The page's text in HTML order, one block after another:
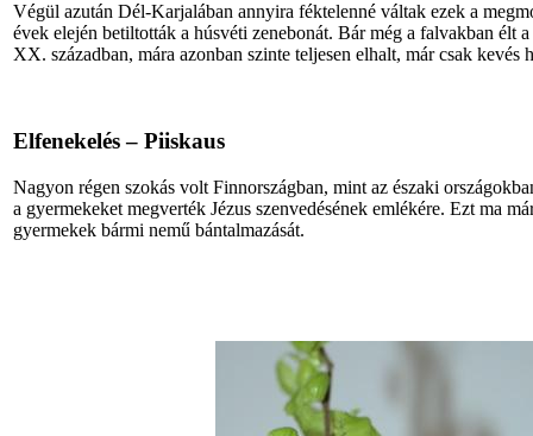
Végül azután Dél-Karjalában annyira féktelenné váltak ezek a
évek elején betiltották a húsvéti zenebonát. Bár még a falvakban élt
XX. században, mára azonban szinte teljesen elhalt, már csak kevés
Elfenekelés – Piiskaus
Nagyon régen szokás volt Finnországban, mint az északi
a gyermekeket megverték Jézus szenvedésének emlékére. Ezt ma
gyermekek bármi nemű bántalmazását.